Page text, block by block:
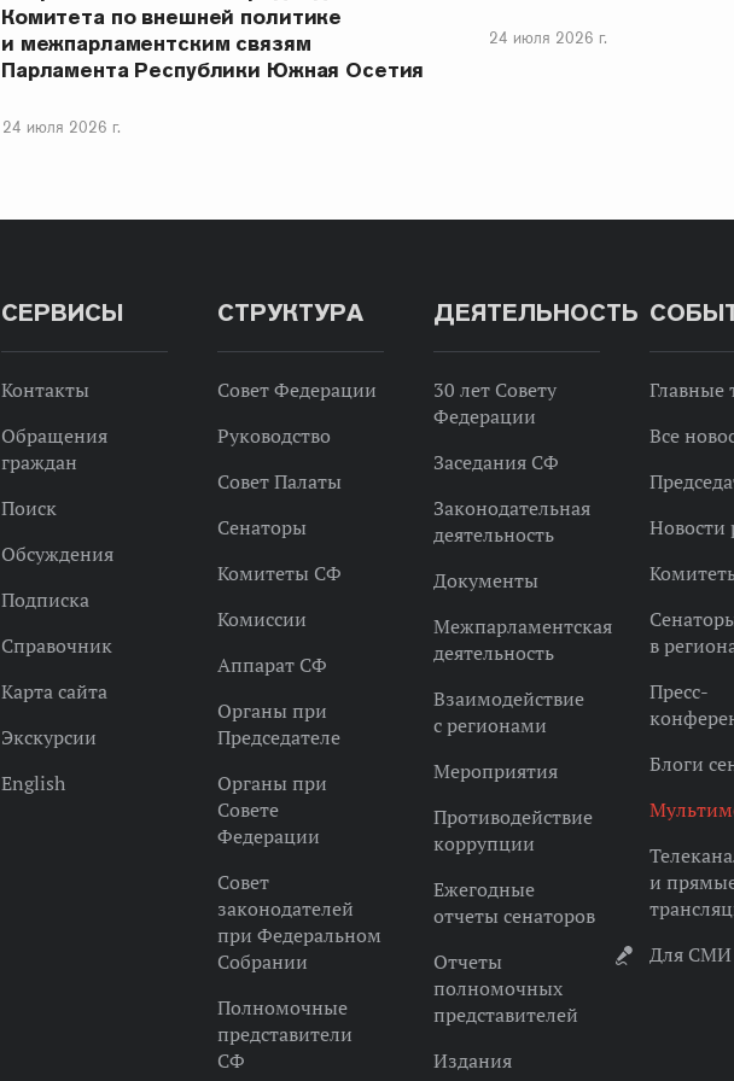
Комитета по внешней политике
и межпарламентским связям
Парламента Республики Южная Осетия
24 июля 2026 г.
24 июля 2026 г.
СЕРВИСЫ
Контакты
Обращения
граждан
Поиск
Обсуждения
Подписка
Справочник
Карта сайта
Экскурсии
English
СТРУКТУРА
Совет Федерации
Руководство
Совет Палаты
Сенаторы
Комитеты СФ
Комиссии
Аппарат СФ
Органы при
Председателе
Органы при
Совете
Федерации
Совет
законодателей
при Федеральном
Собрании
Полномочные
представители
СФ
ДЕЯТЕЛЬНОСТЬ
30 лет Совету
Федерации
Заседания СФ
Законодательная
деятельность
Документы
Межпарламентская
деятельность
Взаимодействие
с регионами
Мероприятия
Противодействие
коррупции
Ежегодные
отчеты сенаторов
Отчеты
полномочных
представителей
Издания
Главные
Все
Новости
в
Пресс-
Блоги
и
Для СМИ